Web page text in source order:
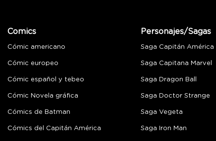
Comics
Cómic americano
Cómic europeo
Cómic español y tebeo
Cómic Novela gráfica
Cómics de Batman
Cómics del Capitán América
Personajes/Sagas
Saga Capitán América
Saga Capitana Marvel
Saga Dragon Ball
Saga Doctor Strange
Saga Vegeta
Saga Iron Man